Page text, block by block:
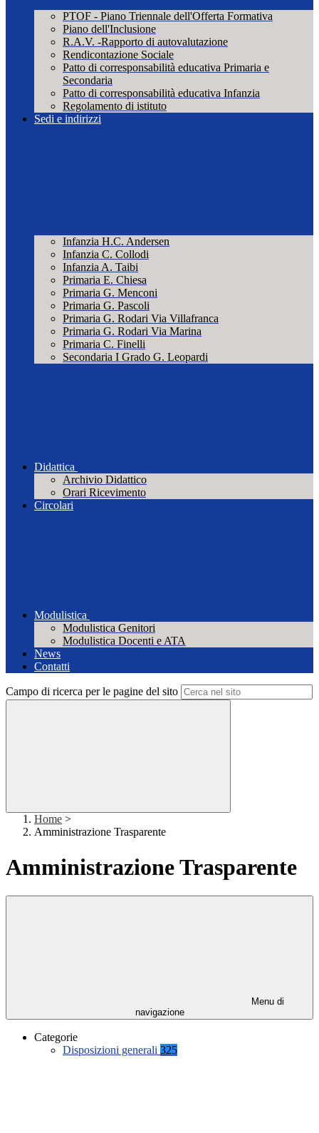
PTOF - Piano Triennale dell'Offerta Formativa
Piano dell'Inclusione
R.A.V. -Rapporto di autovalutazione
Rendicontazione Sociale
Patto di corresponsabilità educativa Primaria e
Secondaria
Patto di corresponsabilità educativa Infanzia
Regolamento di istituto
Sedi e indirizzi
Infanzia H.C. Andersen
Infanzia C. Collodi
Infanzia A. Taibi
Primaria E. Chiesa
Primaria G. Menconi
Primaria G. Pascoli
Primaria G. Rodari Via Villafranca
Primaria G. Rodari Via Marina
Primaria C. Finelli
Secondaria I Grado G. Leopardi
Didattica
Archivio Didattico
Orari Ricevimento
Circolari
Modulistica
Modulistica Genitori
Modulistica Docenti e ATA
News
Contatti
Campo di ricerca per le pagine del sito
Home >
Amministrazione Trasparente
Amministrazione Trasparente
Menu di
navigazione
Categorie
Disposizioni generali 325